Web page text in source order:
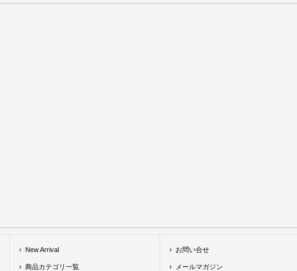
New Arrival
商品カテゴリ一覧
お問い合せ
メールマガジン